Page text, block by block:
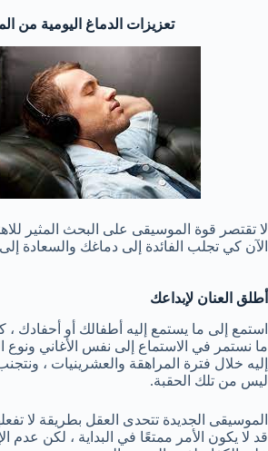
تعزيزات الدماغ اليومية من
لا تقتصر قوة الموسيقى على البحث المثير
الآن كي تجلب الفائدة إلى دماغك والسعادة
أطلق العنان لإبداعك
استمع إلى ما يستمع إليه أطفالك أو أحفادك ،
ما نستمر في الاستماع إلى نفس الأغاني ونوع
إليه خلال فترة المراهقة والعشرينيات ،
ليس من تلك الحقبة.
الموسيقى الجديدة تتحدى العقل بطريقة لا
قد لا يكون الأمر ممتعًا في البداية ، لكن عدم